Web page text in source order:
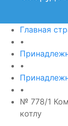
Главная
•
•
•
№ 778/1
котлу